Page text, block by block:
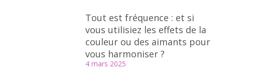
Tout est fréquence : et si
vous utilisiez les effets de la
couleur ou des aimants pour
vous harmoniser ?
4 mars 2025